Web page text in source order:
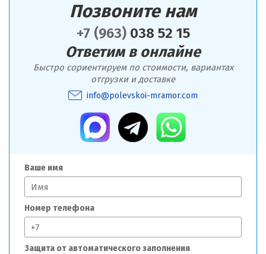
Позвоните нам
+7 (963)038 52 15
Ответим в онлайне
Быстро сориентируем по стоимости, вариантах
отгрузки и доставке
info@polevskoi-mramor.com
Ваше имя
Номер телефона
Защита от автоматического заполнения